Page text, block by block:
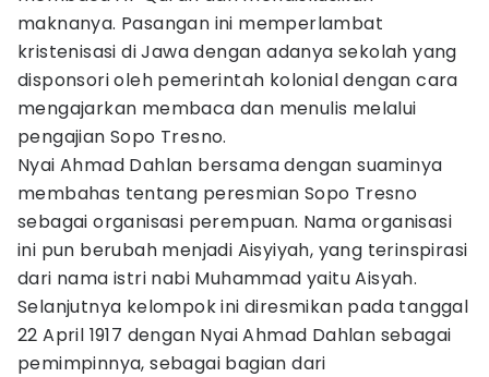
maknanya. Pasangan ini memperlambat
kristenisasi di Jawa dengan adanya sekolah yang
disponsori oleh pemerintah kolonial dengan cara
mengajarkan membaca dan menulis melalui
pengajian Sopo Tresno.
Nyai Ahmad Dahlan bersama dengan suaminya
membahas tentang peresmian Sopo Tresno
sebagai organisasi perempuan. Nama organisasi
ini pun berubah menjadi Aisyiyah, yang terinspirasi
dari nama istri nabi Muhammad yaitu Aisyah.
Selanjutnya kelompok ini diresmikan pada tanggal
22 April 1917 dengan Nyai Ahmad Dahlan sebagai
pemimpinnya, sebagai bagian dari